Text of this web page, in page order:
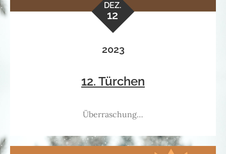
DEZ.
12
2023
12. Türchen
Überraschung…